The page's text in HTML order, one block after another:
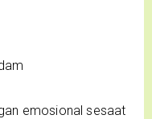
emosional sesaat